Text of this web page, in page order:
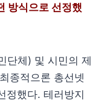
방식으로 선정했
단체) 및 시민의 제
종적으론 총선넷
정했다. 테러방지